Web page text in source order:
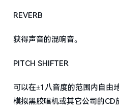
REVERB
获得声音的混响音。
PITCH SHIFTER
可以在±1八音度的范围内自由
模拟黑胶唱机或其它公司的